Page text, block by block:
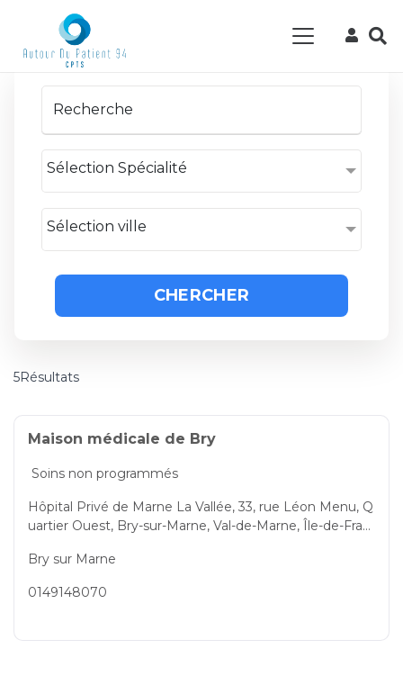
Sélection Spécialité
Sélection ville
CHERCHER
5Résultats
Maison médicale de Bry
Soins non programmés
Hôpital Privé de Marne La Vallée, 33, rue Léon Menu, Q
uartier Ouest, Bry-sur-Marne, Val-de-Marne, Île-de-Fran
Bry sur Marne
0149148070